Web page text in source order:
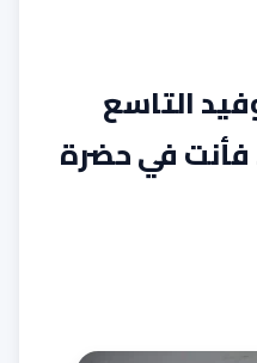
التاسع
في حضرة